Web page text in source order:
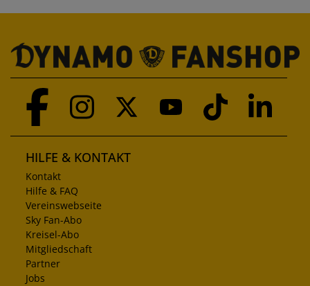
HILFE & KONTAKT
Kontakt
Hilfe & FAQ
Vereinswebseite
Sky Fan-Abo
Kreisel-Abo
Mitgliedschaft
Partner
Jobs